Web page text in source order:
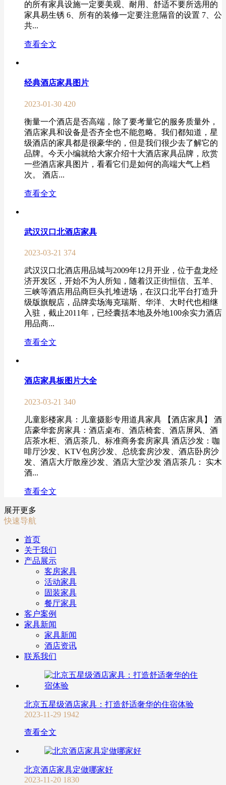
的所有家具设施一定要美观、耐用、舒适不要所选用的
家具易生锈 6、所有的装修一定要注意隔音的设置 7、公
共...
查看全文
经典酒店家具图片
2023-01-30 420
衡量一个酒店是否高端，除了要考量它的服务质量外，
酒店家具和设备是否齐全也不能忽略。我们都知道，星
级酒店的家具都是很豪华的，但是我们很少去了解它的
品牌。今天小编就给大家介绍十大酒店家具品牌，欣赏
一些酒店家具图片，看看它们是如何的高端大气上档
次。 酒店...
查看全文
武汉汉口北酒店家具
2023-03-21 374
武汉汉口北酒店用品城与2009年12月开业，位于盘龙经
济开发区，开始不为人所知，随着汉正街恒信、五羊、
三峡等酒店用品商巨头扎堆进场，在汉口北平台打造升
级版旗舰店，品牌卖场海克瑞斯、华洋、大时代也相继
入驻，截止2011年，已经囊括本地及外地100余实力酒店
用品商...
查看全文
酒店家具板图片大全
2023-03-21 340
儿童影楼家具：儿童摄影专用道具家具 【酒店家具】 酒
店豪华套房家具：酒店桌布、酒店椅套、酒店屏风、酒
店茶水柜、酒店茶几、标准商务套房家具 酒店沙发：咖
啡厅沙发、KTV包房沙发、总统套房沙发、酒店卧房沙
发、酒店大厅散座沙发、酒店大堂沙发 酒店茶几： 实木
酒...
查看全文
展开更多
快速导航
首页
关于我们
产品展示
客房家具
活动家具
固装家具
餐厅家具
客户案例
家具新闻
家具新闻
酒店资讯
联系我们
北京五星级酒店家具：打造舒适奢华的住宿体验
2023-11-29 1942
查看全文
北京酒店家具定做哪家好
2023-11-20 1830